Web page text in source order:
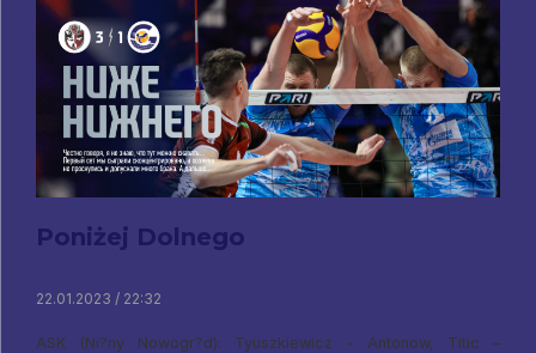
Poniżej Dolnego
22.01.2023 / 22:32
ASK (Ni?ny Nowogr?d): Tyuszkiewicz - Antonow, Titic –